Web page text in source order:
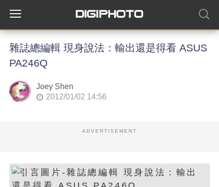
雜誌總編輯 現身說法：輸出還是得看 ASUS
PA246Q
Joey Shen
2012/01/02 14:56
ADVERTISEMENT